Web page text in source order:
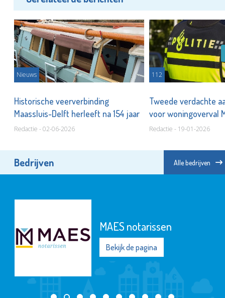
Nieuws
Historische veerverbinding
Maassluis-Delft herleeft na 154 jaar
Redactie - 02-06-2026
112
Tweede verdachte
voor woningoverval
Redactie - 19-01-2026
Bedrijven Alle bedrijven
MAES notarissen
Bekijk de pagina